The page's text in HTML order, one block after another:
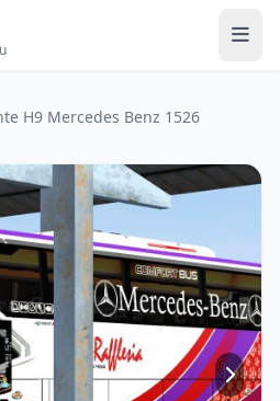
H9 Mercedes Benz 1526